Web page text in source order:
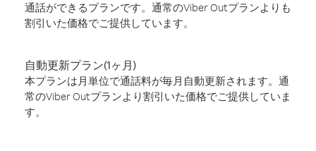
通話ができるプランです。通常のViber Outプランよりも
割引いた価格でご提供しています。
自動更新プラン(1ヶ月)
本プランは月単位で通話料が毎月自動更新されます。通
常のViber Outプランより割引いた価格でご提供していま
す。